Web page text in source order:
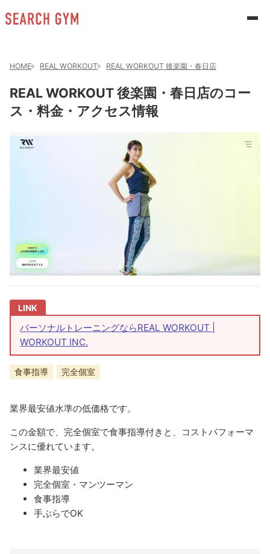
HOME REAL WORKOUT REAL WORKOUT 後楽園・春日店
REAL WORKOUT 後楽園・春日店のコー
ス・料金・アクセス情報
パーソナルトレーニングならREAL WORKOUT |
WORKOUT INC.
食事指導 完全個室
業界最安値水準の低価格です。
この金額で、完全個室で食事指導付きと、コストパフォーマ
ンスに優れています。
業界最安値
完全個室・マンツーマン
食事指導
手ぶらでOK